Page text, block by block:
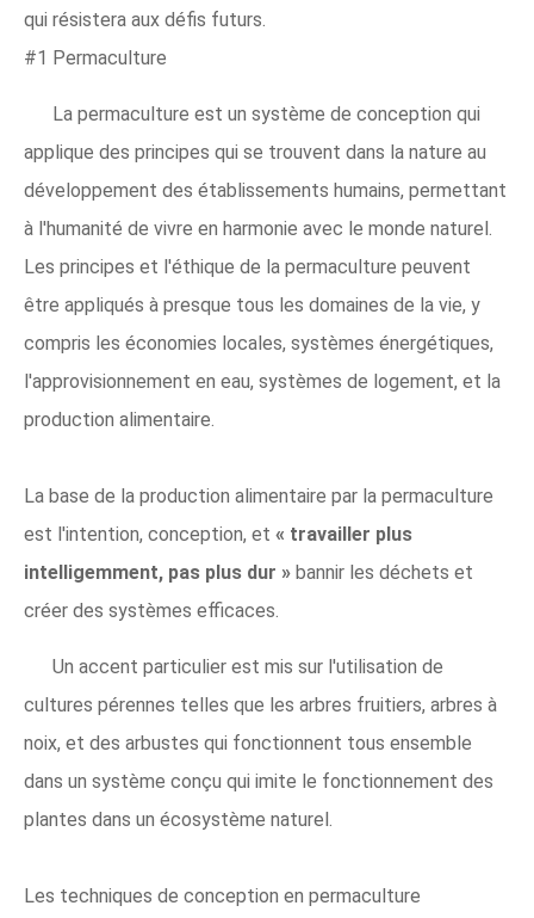
qui résistera aux défis futurs.
#1 Permaculture
La permaculture est un système de conception qui
applique des principes qui se trouvent dans la nature au
développement des établissements humains, permettant
à l'humanité de vivre en harmonie avec le monde naturel.
Les principes et l'éthique de la permaculture peuvent
être appliqués à presque tous les domaines de la vie, y
compris les économies locales, systèmes énergétiques,
l'approvisionnement en eau, systèmes de logement, et la
production alimentaire.
La base de la production alimentaire par la permaculture
est l'intention, conception, et « travailler plus
intelligemment, pas plus dur » bannir les déchets et
créer des systèmes efficaces.
Un accent particulier est mis sur l'utilisation de
cultures pérennes telles que les arbres fruitiers, arbres à
noix, et des arbustes qui fonctionnent tous ensemble
dans un système conçu qui imite le fonctionnement des
plantes dans un écosystème naturel.
Les techniques de conception en permaculture